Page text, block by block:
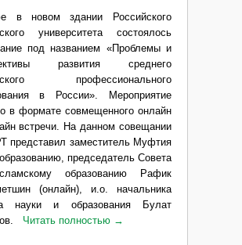
в новом здании Российского
университета состоялось
под названием «Проблемы и
развития среднего
профессионального
в России». Мероприятие
в формате совмещенного онлайн
встречи. На данном совещании
представил заместитель Муфтия
председатель Совета
образованию Рафик
(онлайн), и.о. начальника
науки и образования Булат
Читать полностью →